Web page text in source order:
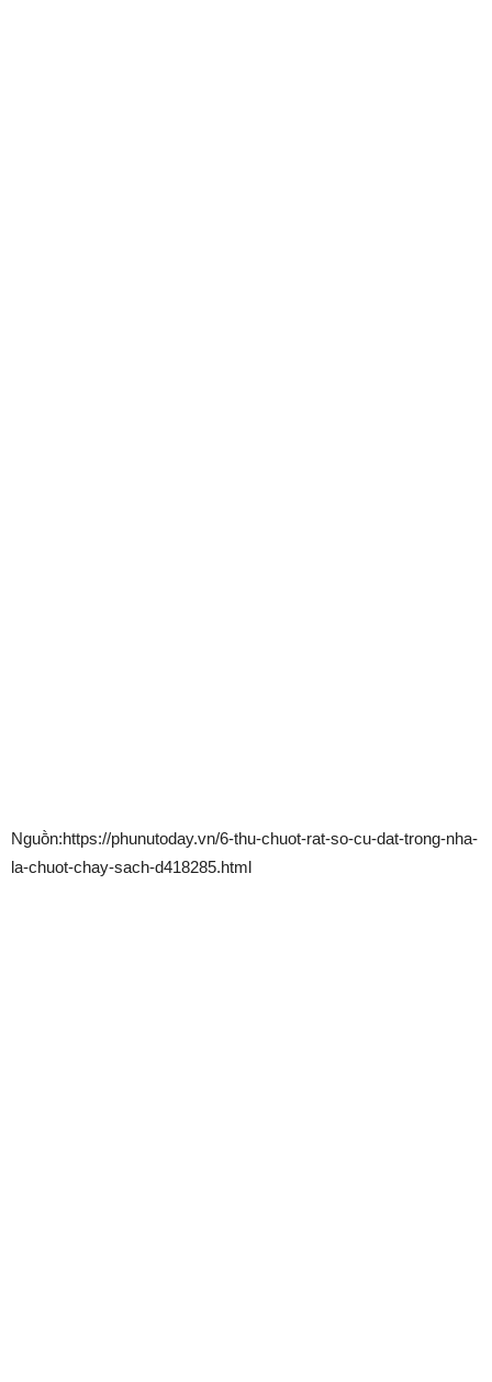
Nguṑn:https://phunutoday.vn/6-thu-chuot-rat-so-cu-dat-trong-nha-
la-chuot-chay-sach-d418285.html